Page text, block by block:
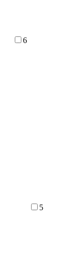
6
5